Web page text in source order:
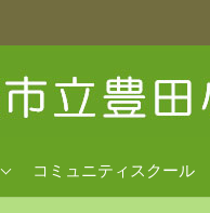
コミュニティスクール